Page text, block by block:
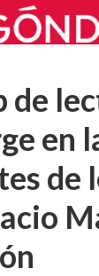
de
en
de